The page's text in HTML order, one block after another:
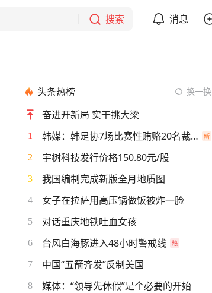
搜索 消息
头条热榜 换一换
奋进开新局 实干挑大梁
1 韩媒：韩足协7场比赛性贿赂20名裁判
2 宇树科技发行价格150.80元/股
3 我国编制完成新版全月地质图
4 女子在拉萨用高压锅做饭被炸一脸
5 对话重庆地铁吐血女孩
6 台风白海豚进入48小时警戒线
7 中国“五箭齐发”反制美国
8 媒体：“领导先休假”是个必要的开始